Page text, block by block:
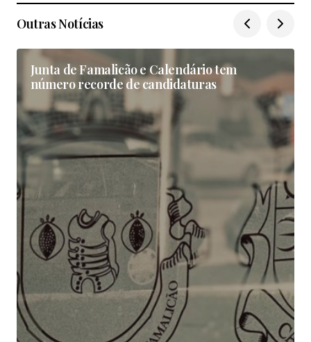
Outras Notícias
Junta de Famalicão e Calendário tem
número recorde de candidaturas